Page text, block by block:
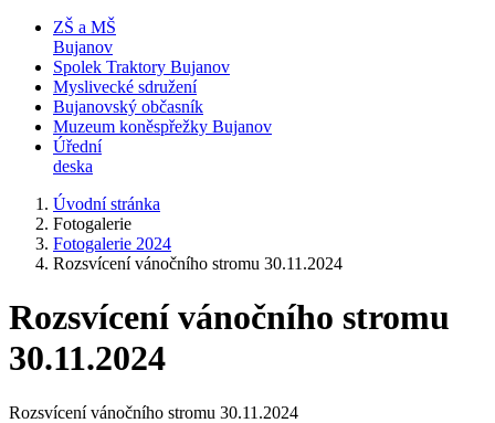
ZŠ a MŠ
Bujanov
Spolek Traktory Bujanov
Myslivecké sdružení
Bujanovský občasník
Muzeum koněspřežky Bujanov
Úřední
deska
Úvodní stránka
Fotogalerie
Fotogalerie 2024
Rozsvícení vánočního stromu 30.11.2024
Rozsvícení vánočního stromu
30.11.2024
Rozsvícení vánočního stromu 30.11.2024